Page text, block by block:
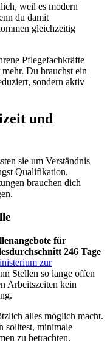
weil es modern
du damit
gleichzeitig
Pflegefachkräfte
Du brauchst ein
sondern aktiv
und
sie um Verständnis
Qualifikation,
brauchen dich
für
246 Tage
zur
Stellen so lange offen
Arbeitszeiten kein
alles möglich macht.
solltest, minimale
zu betrachten.